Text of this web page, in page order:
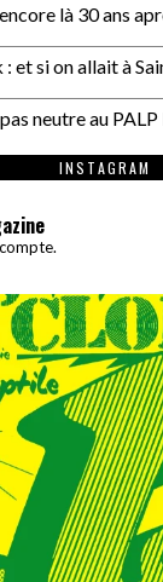
là 30 ans
et si on allait à
neutre au PALP
INSTAGRAM